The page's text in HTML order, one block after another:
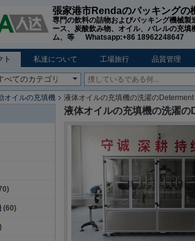
張家港市Rendaのパッキングの
専門の飲料の詰物およびパッキング機械
ース、炭酸飲み物、オイル、バレルの充
ム、等 Whatsapp:+86 18962248647
ト 私達について 工場旅行 品質管理
オイルの充填機 液体オイルの充填機の洗濯の
(60)
液体オイルの充填機の洗濯